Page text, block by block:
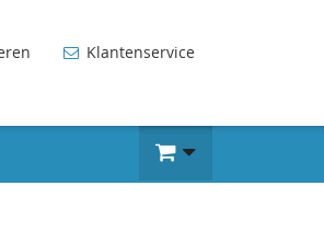
Klantenservice